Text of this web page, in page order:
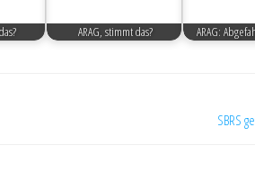
ARAG, stimmt das? ARAG:
SBRS